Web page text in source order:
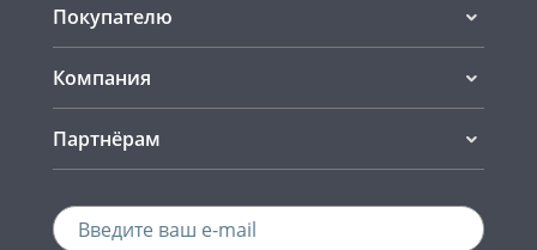
Покупателю
Компания
Партнёрам